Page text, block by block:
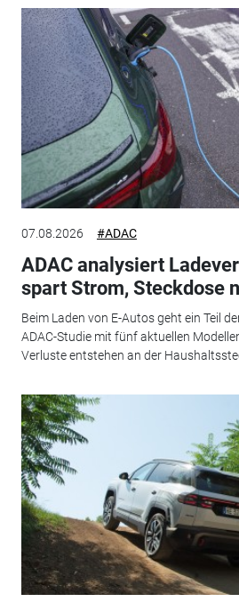
07.08.2026 #ADAC
ADAC analysiert
spart Strom, Steckdose
Beim Laden von E-Autos geht ein Teil
ADAC-Studie mit fünf aktuellen
Verluste entstehen an der